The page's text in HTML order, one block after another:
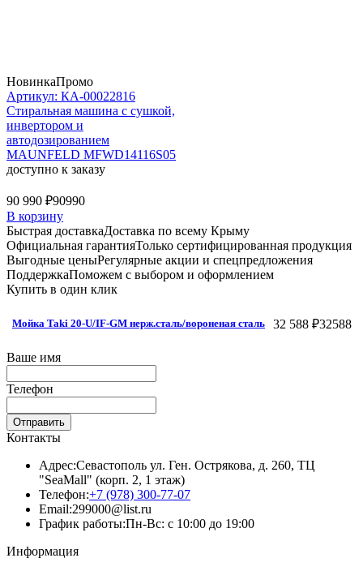
НовинкаПромо
Артикул: КА-00022816
Стиральная машина c сушкой,
инвертором и
автодозированием
MAUNFELD MFWD14116S05
доступно к заказу
90 990 ₽90990
В корзину
Быстрая доставкаДоставка по всему Крыму
Официальная гарантияТолько сертифицированная продукция
Выгодные ценыРегулярные акции и спецпредложения
ПоддержкаПоможем с выбором и оформлением
Купить в один клик
Мойка Taki 20-U/IF-GM нерж.сталь/вороненая сталь 32 588 ₽32588
Ваше имя
Телефон
Отправить
Контакты
Адрес:Севастополь ул. Ген. Острякова, д. 260, ТЦ
"SeaMall" (корп. 2, 1 этаж)
Телефон:+7 (978) 300-77-07
Email:299000@list.ru
График работы:Пн-Вс: с 10:00 до 19:00
Информация